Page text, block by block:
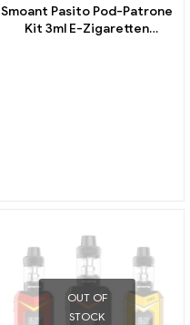
Smoant Pasito Pod-Patrone
Kit 3ml E-Zigaretten
OUT OF
STOCK